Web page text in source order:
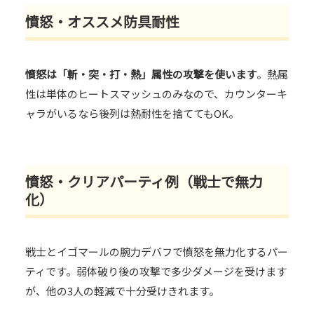
憤怒・オススメ防具耐性
憤怒は「斬・突・打・熱」属性の攻撃を使います。熱属
性は単体のヒートスマッシュのみなので、カウンターキ
ャラがいるなら後列は熱耐性を捨ててもOK。
憤怒・クリアパーティ例（戦士で無力
化）
戦士とイゴマールの腕力デバフで憤怒を無力化するパー
ティです。弱体破り後の攻撃で多少ダメージを受けます
が、他の3人の軽減で十分受けきれます。